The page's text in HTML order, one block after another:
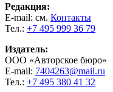
Редакция:
E-mail: см. Контакты
Тел.: +7 495 999 36 79
Издатель:
ООО «Авторское бюро»
E-mail: 7404263@mail.ru
Тел.: +7 495 380 41 32